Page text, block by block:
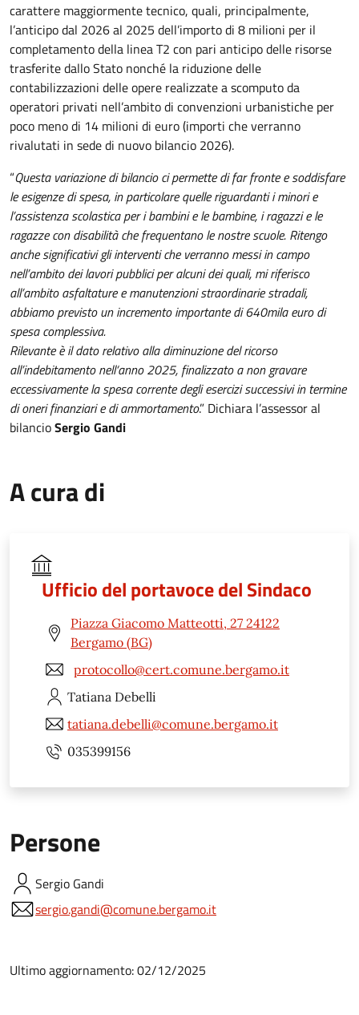
carattere maggiormente tecnico, quali, principalmente,
l’anticipo dal 2026 al 2025 dell’importo di 8 milioni per il
completamento della linea T2 con pari anticipo delle risorse
trasferite dallo Stato nonché la riduzione delle
contabilizzazioni delle opere realizzate a scomputo da
operatori privati nell’ambito di convenzioni urbanistiche per
poco meno di 14 milioni di euro (importi che verranno
rivalutati in sede di nuovo bilancio 2026).
“Questa variazione di bilancio ci permette di far fronte e soddisfare
le esigenze di spesa, in particolare quelle riguardanti i minori e
l’assistenza scolastica per i bambini e le bambine, i ragazzi e le
ragazze con disabilità che frequentano le nostre scuole. Ritengo
anche significativi gli interventi che verranno messi in campo
nell’ambito dei lavori pubblici per alcuni dei quali, mi riferisco
all’ambito asfaltature e manutenzioni straordinarie stradali,
abbiamo previsto un incremento importante di 640mila euro di
spesa complessiva.
Rilevante è il dato relativo alla diminuzione del ricorso
all’indebitamento nell‘anno 2025, finalizzato a non gravare
eccessivamente la spesa corrente degli esercizi successivi in termine
di oneri finanziari e di ammortamento.” Dichiara l’assessor al
bilancioSergio Gandi
A cura di
Ufficio del portavoce del Sindaco
Piazza Giacomo Matteotti, 27 24122
Bergamo (BG)
protocollo@cert.comune.bergamo.it
Tatiana Debelli
tatiana.debelli@comune.bergamo.it
035399156
Persone
Sergio Gandi
sergio.gandi@comune.bergamo.it
Ultimo aggiornamento: 02/12/2025